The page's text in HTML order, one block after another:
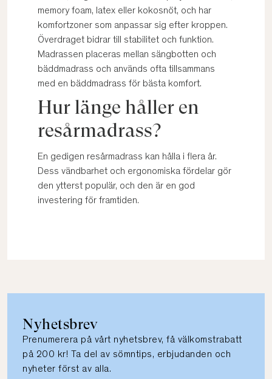
memory foam, latex eller kokosnöt, och har
komfortzoner som anpassar sig efter kroppen.
Överdraget bidrar till stabilitet och funktion.
Madrassen placeras mellan sängbotten och
bäddmadrass och används ofta tillsammans
med en bäddmadrass för bästa komfort.
Hur länge håller en
resårmadrass?
En gedigen resårmadrass kan hålla i flera år.
Dess vändbarhet och ergonomiska fördelar gör
den ytterst populär, och den är en god
investering för framtiden.
Nyhetsbrev
Prenumerera på vårt nyhetsbrev, få välkomstrabatt
på 200 kr! Ta del av sömntips, erbjudanden och
nyheter först av alla.